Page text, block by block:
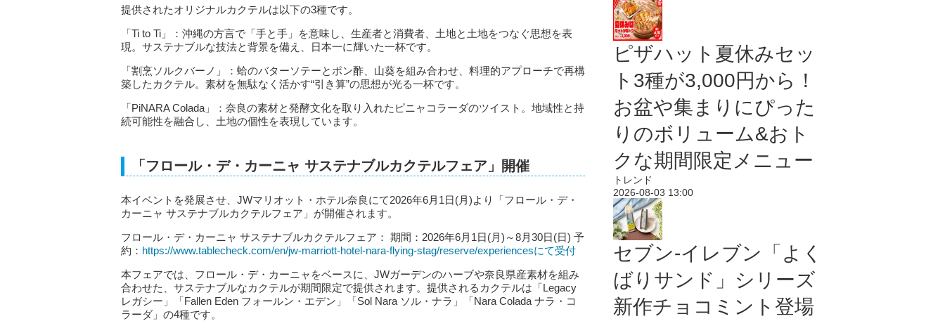
提供されたオリジナルカクテルは以下の3種です。
「Ti to Ti」：沖縄の方言で「手と手」を意味し、生産者と消費者、土地と土地をつなぐ思想を表
現。サステナブルな技法と背景を備え、日本一に輝いた一杯です。
「割烹ソルクバーノ」：蛤のバターソテーとポン酢、山葵を組み合わせ、料理的アプローチで再構
築したカクテル。素材を無駄なく活かす“引き算”の思想が光る一杯です。
「PiNARA Colada」：奈良の素材と発酵文化を取り入れたピニャコラーダのツイスト。地域性と持
続可能性を融合し、土地の個性を表現しています。
「フロール・デ・カーニャ サステナブルカクテルフェア」開催
本イベントを発展させ、JWマリオット・ホテル奈良にて2026年6月1日(月)より「フロール・デ・
カーニャ サステナブルカクテルフェア」が開催されます。
フロール・デ・カーニャ サステナブルカクテルフェア： 期間：2026年6月1日(月)～8月30日(日) 予
約： https://www.tablecheck.com/en/jw-marriott-hotel-nara-flying-stag/reserve/experiencesにて受付
本フェアでは、フロール・デ・カーニャをベースに、JWガーデンのハーブや奈良県産素材を組み
合わせた、サステナブルなカクテルが期間限定で提供されます。提供されるカクテルは「Legacy
レガシー」「Fallen Eden フォールン・エデン」「Sol Nara ソル・ナラ」「Nara Colada ナラ・コ
ラーダ」の4種です。
ピザハット夏休みセッ
ト3種が3,000円から！
お盆や集まりにぴった
りのボリューム&おト
クな期間限定メニュー
トレンド
2026-08-03 13:00
セブン‐イレブン「よく
ばりサンド」シリーズ
新作チョコミント登場